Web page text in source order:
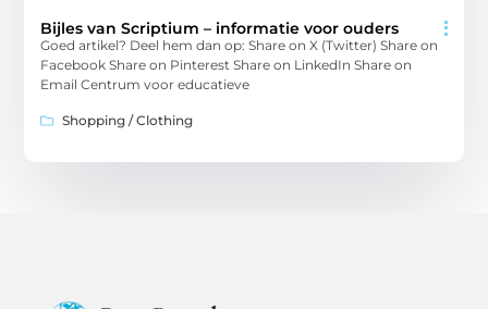
Bijles van Scriptium – informatie voor ouders
Goed artikel? Deel hem dan op: Share on X (Twitter) Share on
Facebook Share on Pinterest Share on LinkedIn Share on
Email Centrum voor educatieve
Shopping / Clothing